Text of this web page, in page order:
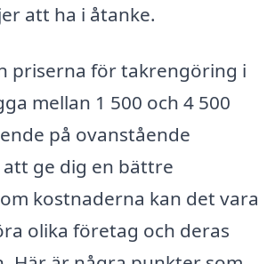
att ha i åtanke.
priserna för takrengöring i
mellan 1 500 och 4 500
på ovanstående
ge dig en bättre
kostnaderna kan det vara
olika företag och deras